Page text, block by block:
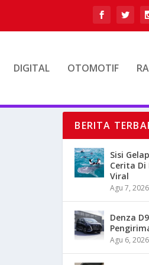
DIGITAL OTOMOTIF
BERITA
Sisi
Cerita Di
Viral
Agu 7, 2026
Denza
Agu 6, 2026